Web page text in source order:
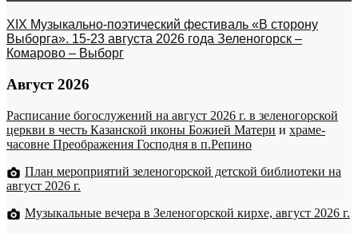
XIX Музыкально-поэтический фестиваль «В сторону
Выборга». 15-23 августа 2026 года Зеленогорск –
Комарово – Выборг
Август 2026
Расписание богослужений на август 2026 г. в зеленогорской
церкви в честь Казанской иконы Божией Матери и храме-
часовне Преображения Господня в п.Репино
План мероприятий зеленогорской детской библиотеки на
август 2026 г.
Музыкальные вечера в Зеленогорской кирхе, август 2026 г.